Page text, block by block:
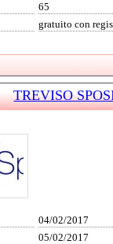
65
gratuito con
TREVISO
04/02/2017
05/02/2017